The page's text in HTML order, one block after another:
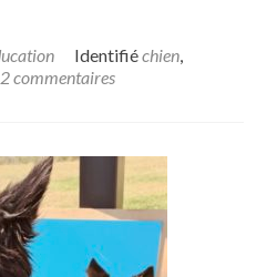
Identifiéchien,
2 commentaires